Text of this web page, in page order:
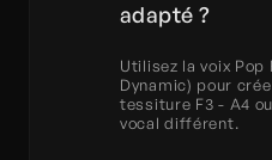
adapté ?
Utilisez la voix Pop
Dynamic) pour
tessiture F3 - A4
vocal différent.